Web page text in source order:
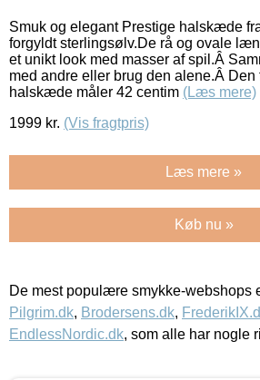
Smuk og elegant Prestige halskæde
forgyldt sterlingsølv.De rå og ovale
et unikt look med masser af spil.Â
med andre eller brug den alene.Â
halskæde måler 42 centim (Læs mere)
1999 kr. (Vis fragtpris)
Læs mere »
Køb nu »
De mest populære smykke-webshops
Pilgrim.dk, Brodersens.dk,
EndlessNordic.dk, som alle har nogle